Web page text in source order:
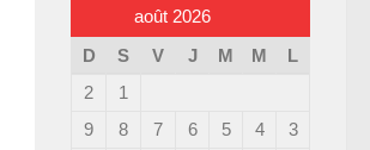
août 2026
L
M
M
J
V
S
D
1
2
3
4
5
6
7
8
9